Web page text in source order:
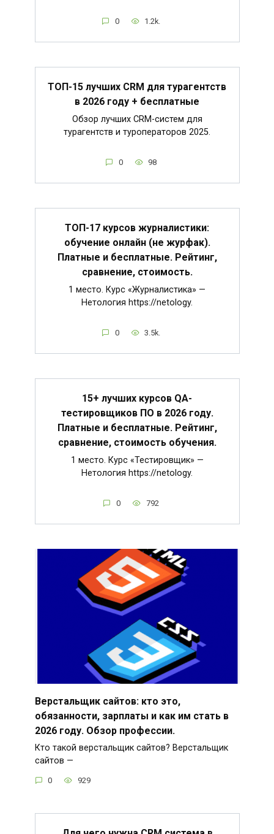
0 1.2k.
ТОП-15 лучших CRM для турагентств
в 2026 году + бесплатные
Обзор лучших CRM-систем для
турагентств и туроператоров 2025.
0 98
ТОП-17 курсов журналистики:
обучение онлайн (не журфак).
Платные и бесплатные. Рейтинг,
сравнение, стоимость.
1 место. Курс «Журналистика» —
Нетология https://netology.
0 3.5k.
15+ лучших курсов QA-
тестировщиков ПО в 2026 году.
Платные и бесплатные. Рейтинг,
сравнение, стоимость обучения.
1 место. Курс «Тестировщик» —
Нетология https://netology.
0 792
Верстальщик сайтов: кто это,
обязанности, зарплаты и как им стать в
2026 году. Обзор профессии.
Кто такой верстальщик сайтов? Верстальщик
сайтов —
0 929